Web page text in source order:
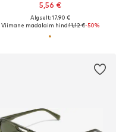
5,56 €
Algselt: 17,90 €
Viimane madalaim hind:11,12 €-50%